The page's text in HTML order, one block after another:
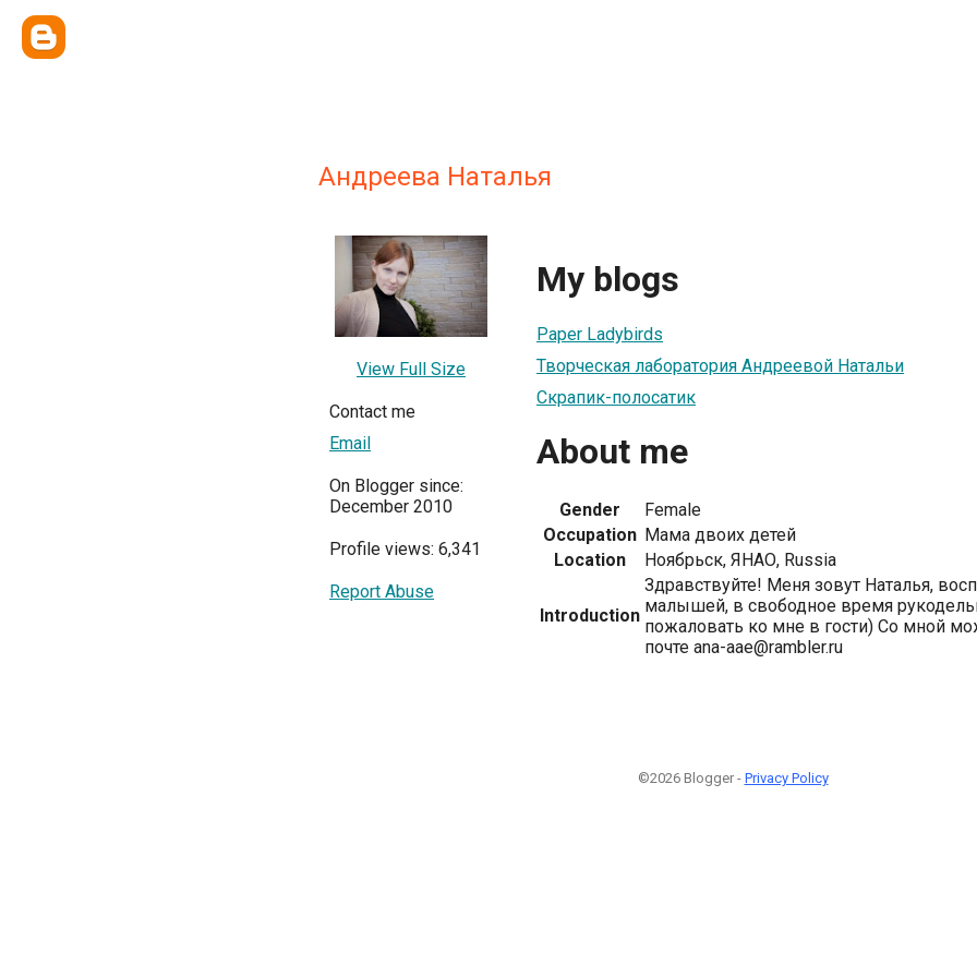
Андреева Наталья
View Full Size
Contact me
Email
On Blogger since:
December 2010
Profile views: 6,341
Report Abuse
My blogs
Paper Ladybirds
Творческая лаборатория Андреевой Натальи
Скрапик-полосатик
About me
Gender
Female
Occupation Мама двоих детей
Location
Ноябрьск, ЯНАО, Russia
Introduction
Здравствуйте! Меня зовут Наталья,
малышей, в свободное время
пожаловать ко мне в гости) Со мной
почте ana-aae@rambler.ru
©2026 Blogger - Privacy Policy